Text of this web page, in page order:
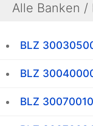
Alle Banken /
BLZ
BLZ
BLZ